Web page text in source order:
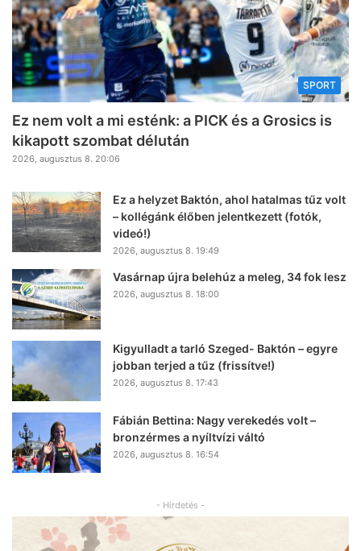
SPORT
Ez nem volt a mi esténk: a PICK és a Grosics is
kikapott szombat délután
2026, augusztus 8. 20:06
Ez a helyzet Baktón, ahol hatalmas tűz volt
– kollégánk élőben jelentkezett (fotók,
videó!)
2026, augusztus 8. 19:49
Vasárnap újra belehúz a meleg, 34 fok lesz
2026, augusztus 8. 18:00
Kigyulladt a tarló Szeged- Baktón – egyre
jobban terjed a tűz (frissítve!)
2026, augusztus 8. 17:43
Fábián Bettina: Nagy verekedés volt –
bronzérmes a nyíltvízi váltó
2026, augusztus 8. 16:54
- Hirdetés -